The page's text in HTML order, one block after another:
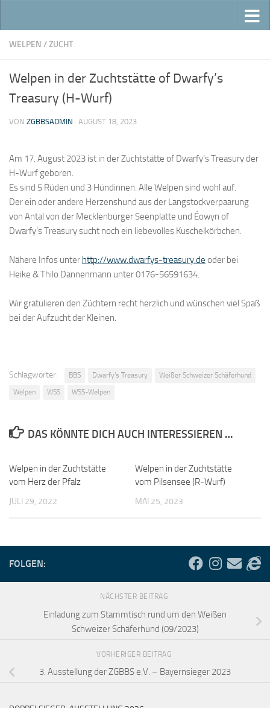
WELPEN /ZUCHT
Welpen in der Zuchtstätte of Dwarfy’s
Treasury (H-Wurf)
VON ZGBBSADMIN · AUGUST 18, 2023
Am 17. August 2023 ist in der Zuchtstätte of Dwarfy’s Treasury der
H-Wurf geboren.
Es sind 5 Rüden und 3 Hündinnen. Alle Welpen sind wohl auf.
Der ein oder andere Herzenshund aus der Langstockverpaarung
von Antal von der Mecklenburger Seenplatte und Éowyn of
Dwarfy’s Treasury sucht noch ein liebevolles Kuschelkörbchen.
Nähere Infos unter http://www.dwarfys-treasury.de oder bei
Heike & Thilo Dannenmann unter 0176-56591634.
Wir gratulieren den Züchtern recht herzlich und wünschen viel Spaß
bei der Aufzucht der Kleinen.
Schlagwörter: BBS Dwarfy's Treasury
Weißer Schweizer Schäferhund
Welpen
WSS WSS-Welpen
DAS KÖNNTE DICH AUCH INTERESSIEREN …
Welpen in der Zuchtstätte
vom Herz der Pfalz
JULI 29, 2022
Welpen in der Zuchtstätte
vom Pilsensee (R-Wurf)
MAI 25, 2023
FOLGEN:
NÄCHSTER BEITRAG
Einladung zum Stammtisch rund um den Weißen
Schweizer Schäferhund (09/2023)
VORHERIGER BEITRAG
3. Ausstellung der ZGBBS e.V. – Bayernsieger 2023